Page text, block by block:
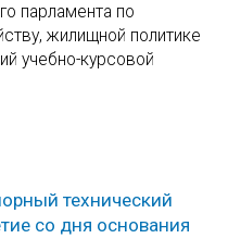
парламента по
жилищной политике
учебно-курсовой
технический
со дня основания